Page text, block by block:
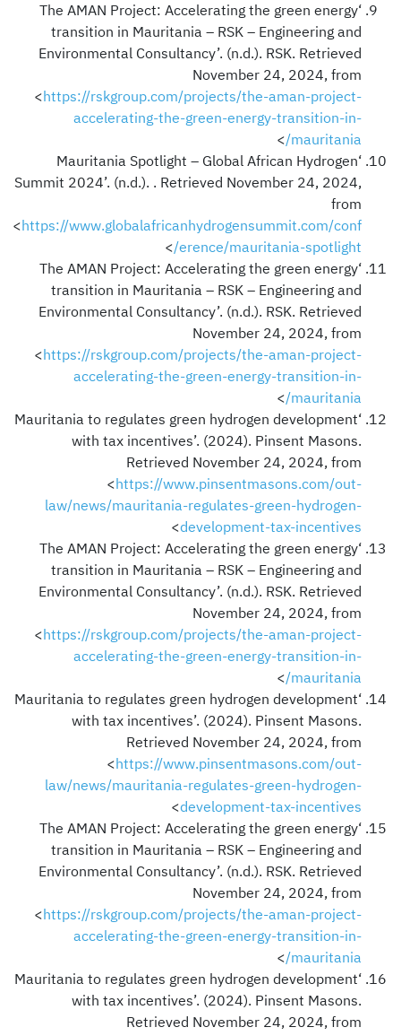
‘The AMAN Project: Accelerating the green energy
transition in Mauritania – RSK – Engineering and
Environmental Consultancy’. (n.d.). RSK. Retrieved
November 24, 2024, from
<https://rskgroup.com/projects/the-aman-project-
accelerating-the-green-energy-transition-in-
mauritania/
>
‘Mauritania Spotlight – Global African Hydrogen
Summit 2024’. (n.d.). . Retrieved November 24, 2024,
from
<https://www.globalafricanhydrogensummit.com/conf
erence/mauritania-spotlight/
>
‘The AMAN Project: Accelerating the green energy
transition in Mauritania – RSK – Engineering and
Environmental Consultancy’. (n.d.). RSK. Retrieved
November 24, 2024, from
<https://rskgroup.com/projects/the-aman-project-
accelerating-the-green-energy-transition-in-
mauritania/
>
‘Mauritania to regulates green hydrogen development
with tax incentives’. (2024). Pinsent Masons.
Retrieved November 24, 2024, from
<https://www.pinsentmasons.com/out-
law/news/mauritania-regulates-green-hydrogen-
development-tax-incentives
>
‘The AMAN Project: Accelerating the green energy
transition in Mauritania – RSK – Engineering and
Environmental Consultancy’. (n.d.). RSK. Retrieved
November 24, 2024, from
<https://rskgroup.com/projects/the-aman-project-
accelerating-the-green-energy-transition-in-
mauritania/
>
‘Mauritania to regulates green hydrogen development
with tax incentives’. (2024). Pinsent Masons.
Retrieved November 24, 2024, from
<https://www.pinsentmasons.com/out-
law/news/mauritania-regulates-green-hydrogen-
development-tax-incentives
>
‘The AMAN Project: Accelerating the green energy
transition in Mauritania – RSK – Engineering and
Environmental Consultancy’. (n.d.). RSK. Retrieved
November 24, 2024, from
<https://rskgroup.com/projects/the-aman-project-
accelerating-the-green-energy-transition-in-
mauritania/
>
‘Mauritania to regulates green hydrogen development
with tax incentives’. (2024). Pinsent Masons.
Retrieved November 24, 2024, from